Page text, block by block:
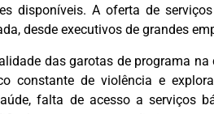
disponíveis. A oferta de
desde executivos de grandes
das garotas de programa
constante de violência e
falta de acesso a serviços